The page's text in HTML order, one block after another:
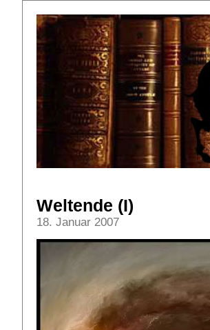
Weltende (I)
18. Januar 2007